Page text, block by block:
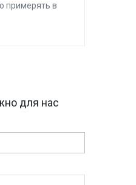
примерять в
для нас